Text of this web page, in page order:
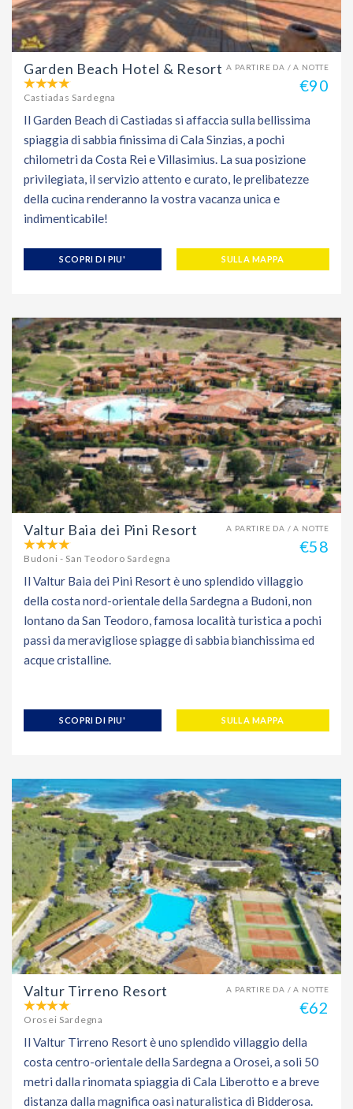
A PARTIRE DA / A NOTTE
€90
Garden Beach Hotel & Resort
Castiadas Sardegna
Il Garden Beach di Castiadas si affaccia sulla bellissima
spiaggia di sabbia finissima di Cala Sinzias, a pochi
chilometri da Costa Rei e Villasimius. La sua posizione
privilegiata, il servizio attento e curato, le prelibatezze
della cucina renderanno la vostra vacanza unica e
indimenticabile!
SCOPRI DI PIU' SULLA MAPPA
A PARTIRE DA / A NOTTE
€58
Valtur Baia dei Pini Resort
Budoni - San Teodoro Sardegna
Il Valtur Baia dei Pini Resort è uno splendido villaggio
della costa nord-orientale della Sardegna a Budoni, non
lontano da San Teodoro, famosa località turistica a pochi
passi da meravigliose spiagge di sabbia bianchissima ed
acque cristalline.
SCOPRI DI PIU' SULLA MAPPA
A PARTIRE DA / A NOTTE
€62
Valtur Tirreno Resort
Orosei Sardegna
Il Valtur Tirreno Resort è uno splendido villaggio della
costa centro-orientale della Sardegna a Orosei, a soli 50
metri dalla rinomata spiaggia di Cala Liberotto e a breve
distanza dalla magnifica oasi naturalistica di Bidderosa.